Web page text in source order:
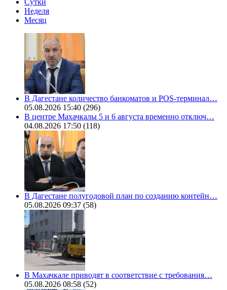
Сутки
Неделя
Месяц
В Дагестане количество банкоматов и POS-терминал…
05.08.2026 15:40 (296)
В центре Махачкалы 5 и 6 августа временно отключ…
04.08.2026 17:50 (118)
В Дагестане полугодовой план по созданию контейн…
05.08.2026 09:37 (58)
В Махачкале приводят в соответствие с требования…
05.08.2026 08:58 (52)